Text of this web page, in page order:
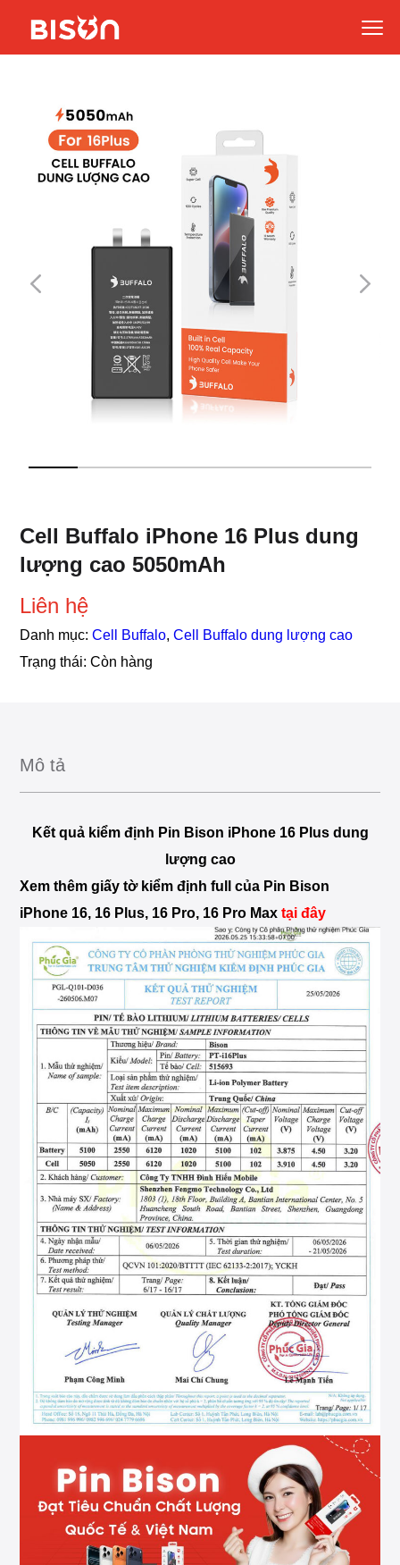
Cell Buffalo iPhone 16 Plus dung
lượng cao 5050mAh
Liên hệ
Danh mục:Cell Buffalo,Cell Buffalo dung lượng cao
Trạng thái:Còn hàng
Mô tả
Kết quả kiểm định Pin Bison iPhone 16 Plus dung
lượng cao
Xem thêm giấy tờ kiểm định full của Pin Bison
iPhone 16, 16 Plus, 16 Pro, 16 Pro Maxtại đây